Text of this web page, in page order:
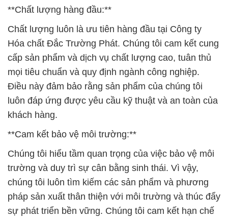
**Chất lượng hàng đầu:**
Chất lượng luôn là ưu tiên hàng đầu tại Công ty
Hóa chất Đắc Trường Phát. Chúng tôi cam kết cung
cấp sản phẩm và dịch vụ chất lượng cao, tuân thủ
mọi tiêu chuẩn và quy định ngành công nghiệp.
Điều này đảm bảo rằng sản phẩm của chúng tôi
luôn đáp ứng được yêu cầu kỹ thuật và an toàn của
khách hàng.
**Cam kết bảo vệ môi trường:**
Chúng tôi hiểu tầm quan trọng của việc bảo vệ môi
trường và duy trì sự cân bằng sinh thái. Vì vậy,
chúng tôi luôn tìm kiếm các sản phẩm và phương
pháp sản xuất thân thiện với môi trường và thúc đẩy
sự phát triển bền vững. Chúng tôi cam kết hạn chế